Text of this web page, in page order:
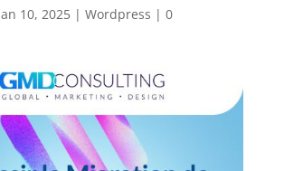
10, 2025| Wordpress | 0